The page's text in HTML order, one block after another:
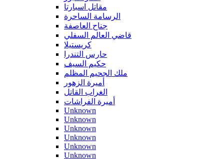
مقاتل اسبارتا
الرسامة الساحرة
جناح العاصفة
قاضي العالم السفلي
كريستيلا
حارس التندرا
حكيم السيف
ملك الجحيم المظلم
أميرة الزهور
الغراب القاتل
أميرة الفراشات
Unknown
Unknown
Unknown
Unknown
Unknown
Unknown